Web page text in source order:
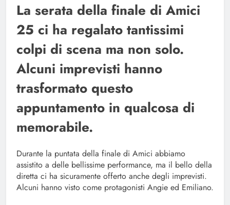
La serata della finale di Amici
25 ci ha regalato tantissimi
colpi di scena ma non solo.
Alcuni imprevisti hanno
trasformato questo
appuntamento in qualcosa di
memorabile.
Durante la puntata della finale di Amici abbiamo
assistito a delle bellissime performance, ma il bello della
diretta ci ha sicuramente offerto anche degli imprevisti.
Alcuni hanno visto come protagonisti Angie ed Emiliano.